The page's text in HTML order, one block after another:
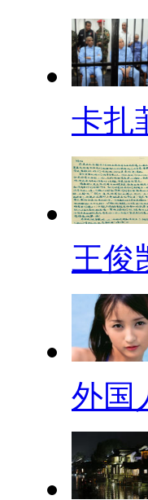
卡扎
王俊
外国